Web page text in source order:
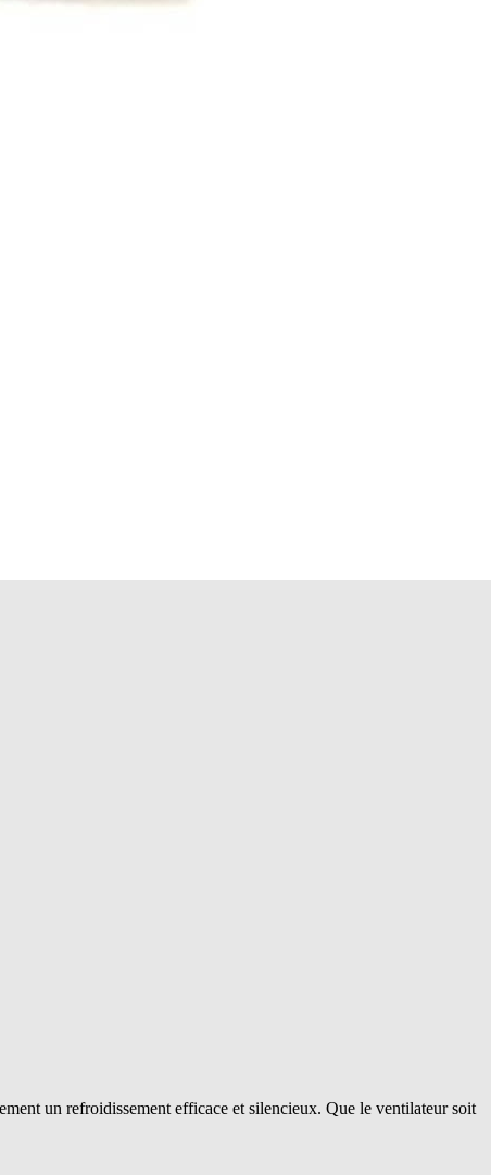
un refroidissement efficace et silencieux. Que le ventilateur soit